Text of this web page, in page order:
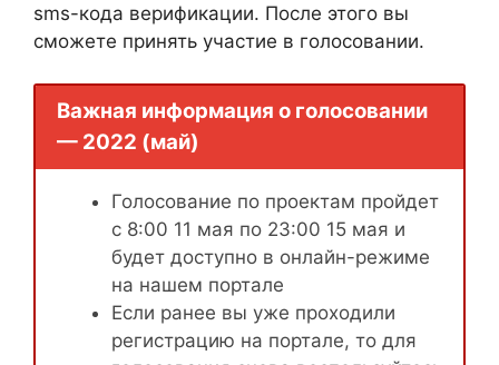
sms-кода верификации. После этого вы
сможете принять участие в голосовании.
Важная информация о голосовании
— 2022 (май)
Голосование по проектам пройдет
с 8:00 11 мая по 23:00 15 мая и
будет доступно в онлайн-режиме
на нашем портале
Если ранее вы уже проходили
регистрацию на портале, то для